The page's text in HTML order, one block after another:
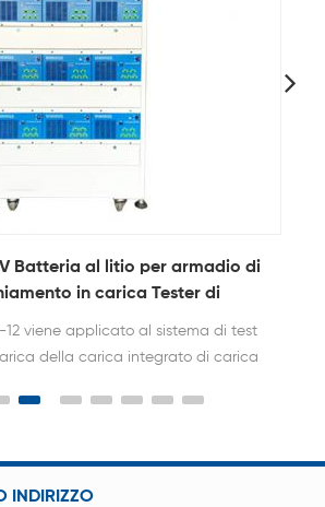
Batteria al litio per armadio di
in carica Tester di
12 viene applicato al sistema di test
della carica integrato di carica
test di funzionamento del pacco
della carica.
INDIRIZZO